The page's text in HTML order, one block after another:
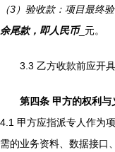
（3）验收款：项目最终
余尾款，即人民币_元。
3.3 乙方收款前应开
第四条 甲方的权利与
4.1 甲方应指派专人作为
需的业务资料、数据接口